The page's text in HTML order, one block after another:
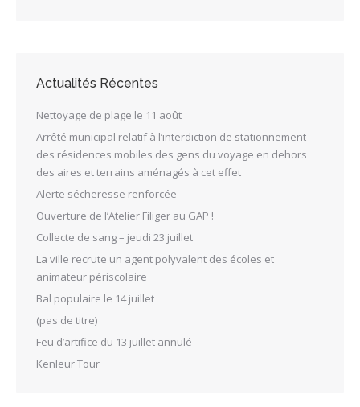
Actualités Récentes
Nettoyage de plage le 11 août
Arrêté municipal relatif à l’interdiction de stationnement
des résidences mobiles des gens du voyage en dehors
des aires et terrains aménagés à cet effet
Alerte sécheresse renforcée
Ouverture de l’Atelier Filiger au GAP !
Collecte de sang – jeudi 23 juillet
La ville recrute un agent polyvalent des écoles et
animateur périscolaire
Bal populaire le 14 juillet
(pas de titre)
Feu d’artifice du 13 juillet annulé
Kenleur Tour